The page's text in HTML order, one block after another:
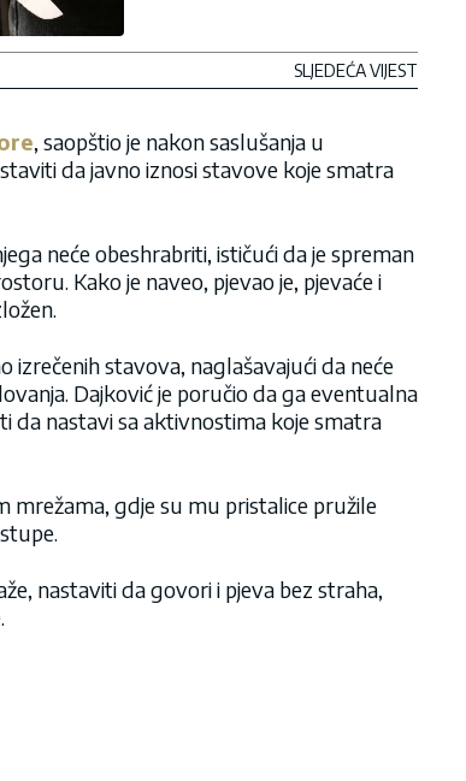
SLJEDEĆA VIJEST
, saopštio je nakon saslušanja u
da javno iznosi stavove koje smatra
neće obeshrabriti, ističući da je spreman
Kako je naveo, pjevao je, pjevaće i
stavova, naglašavajući da neće
Dajković je poručio da ga eventualna
da nastavi sa aktivnostima koje smatra
mrežama, gdje su mu pristalice pružile
nastaviti da govori i pjeva bez straha,